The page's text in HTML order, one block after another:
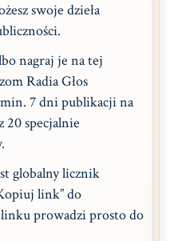
swoje dzieła
nagraj je na tej
Radia Głos
7 dni publikacji na
20 specjalnie
globalny licznik
link” do
prowadzi prosto do